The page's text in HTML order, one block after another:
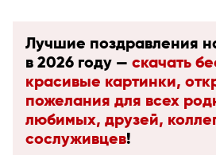
Лучшие поздравления
в 2026 году — скачать
красивые картинки,
пожелания для всех
любимых, друзей,
сослуживцев!